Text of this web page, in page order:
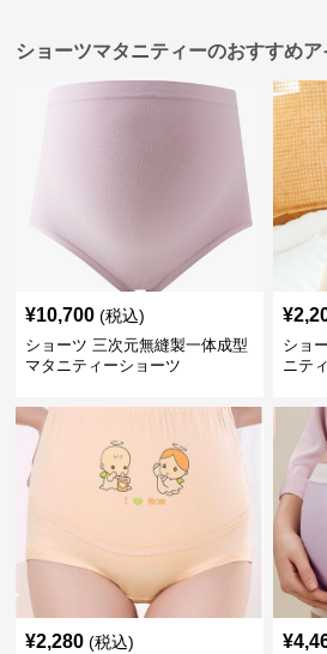
ショーツマタニティーのおすすめア
¥10,700 (税込)
ショーツ 三次元無縫製一体成型
マタニティーショーツ
¥
ショ
ニテ
¥2,280 (税込) ¥